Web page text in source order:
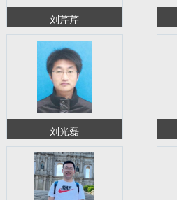
刘芹芹
刘光磊